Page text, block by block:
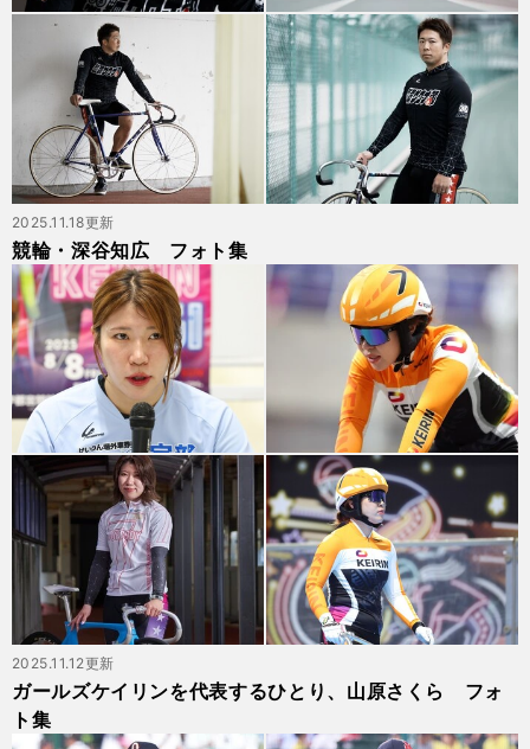
競輪・深谷知広 フォト集
2025.11.18更新
ガールズケイリンを代表するひとり、山原さくら フォ
ト集
2025.11.12更新